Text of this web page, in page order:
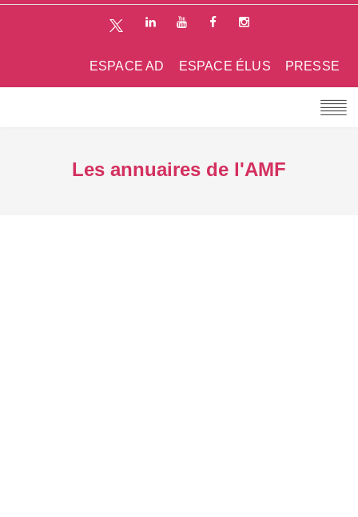
PRESSE
ESPACE ÉLUS
ESPACE AD
Les annuaires de l'AMF